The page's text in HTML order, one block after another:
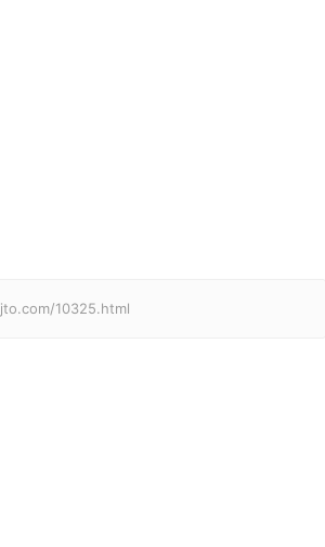
10325.html